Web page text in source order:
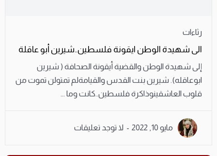
رثاءات
الى شهيدة الوطن ايقونة فلسطين..شيرين أبو عاقلة
إلى شهيدة الوطن والقضية أيقونة الصحافة ( شيرين
ابوعاقله). شيرين بنت القدس والقيامةلم تمتولن تموت من
قلوب العاشقينوذاكرة فلسطين..كانت وما ...
مايو 10, 2022 لا توجد تعليقات